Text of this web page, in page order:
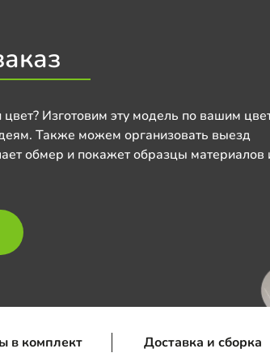
Изготовим эту модель по вашим
Также можем организовать выезд
обмер и покажет образцы материалов
в комплект Доставка и сборка